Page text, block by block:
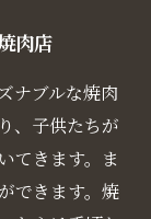
肉店
ナブルな焼肉
、子供たちが
てきます。ま
できます。焼